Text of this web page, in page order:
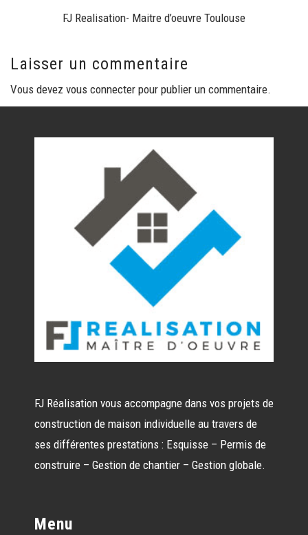
Nos réalisations
FJ Realisation- Maitre d’oeuvre Toulouse
Laisser un commentaire
Vous devez vous connecter pour publier un commentaire.
FJ Réalisation vous accompagne dans vos projets de
construction de maison individuelle au travers de
ses différentes prestations : Esquisse – Permis de
construire – Gestion de chantier – Gestion globale.
Menu